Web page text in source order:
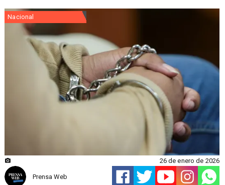
Nacional
Prensa Web
26 de enero de 2026